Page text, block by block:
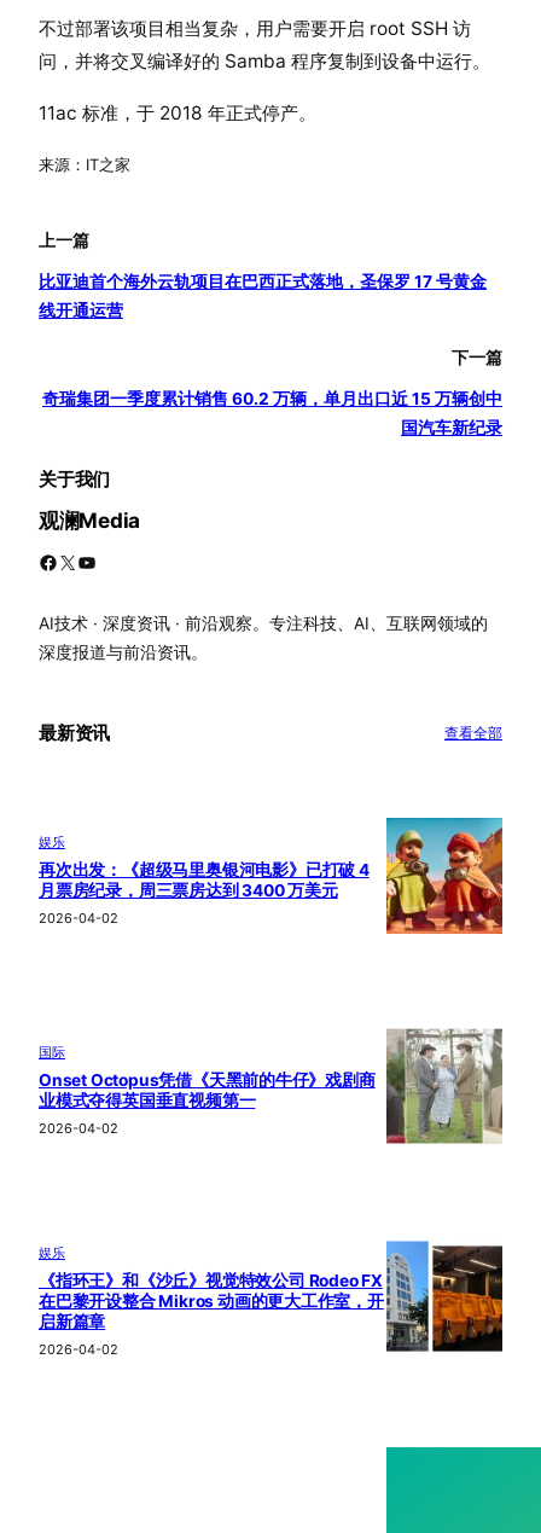
不过部署该项目相当复杂，用户需要开启 root SSH 访
问，并将交叉编译好的 Samba 程序复制到设备中运行。
11ac 标准，于 2018 年正式停产。
来源：IT之家
上一篇
比亚迪首个海外云轨项目在巴西正式落地，圣保罗 17 号黄金
线开通运营
下一篇
奇瑞集团一季度累计销售 60.2 万辆，单月出口近 15 万辆创中
国汽车新纪录
关于我们
观澜Media
Facebook X YouTube
AI技术 · 深度资讯 · 前沿观察。专注科技、AI、互联网领域的
深度报道与前沿资讯。
最新资讯 查看全部
娱乐
再次出发：《超级马里奥银河电影》已打破 4
月票房纪录，周三票房达到 3400 万美元
2026-04-02
国际
Onset Octopus凭借《天黑前的牛仔》戏剧商
业模式夺得英国垂直视频第一
2026-04-02
娱乐
《指环王》和《沙丘》视觉特效公司 Rodeo FX
在巴黎开设整合 Mikros 动画的更大工作室，开
启新篇章
2026-04-02